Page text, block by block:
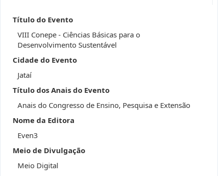
Título do Evento
VIII Conepe - Ciências Básicas para o
Desenvolvimento Sustentável
Cidade do Evento
Jataí
Título dos Anais do Evento
Anais do Congresso de Ensino, Pesquisa e Extensão
Nome da Editora
Even3
Meio de Divulgação
Meio Digital